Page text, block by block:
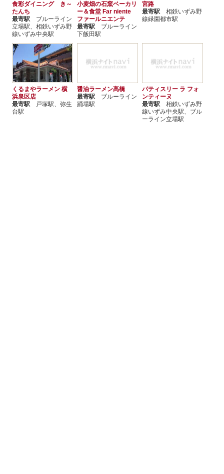
食彩ダイニング き～
たんち
最寄駅 ブルーライン
立場駅、相鉄いずみ野
線いずみ中央駅
小麦畑の石窯ベーカリ
ー＆食堂 Far niente
ファールニエンテ
最寄駅 ブルーライン
下飯田駅
宮路
最寄駅 相鉄いずみ野
線緑園都市駅
くるまやラーメン 横
浜泉区店
最寄駅 戸塚駅、弥生
台駅
醤油ラーメン髙橋
最寄駅 ブルーライン
踊場駅
パティスリー ラ フォ
ンティーヌ
最寄駅 相鉄いずみ野
線いずみ中央駅、ブル
ーライン立場駅